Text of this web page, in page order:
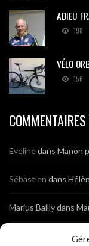
ADIEU
198
VÉLO
156
Evelinedans Manon
Sébastien dans
Marius Baillydans
Jean Marc Gautheron